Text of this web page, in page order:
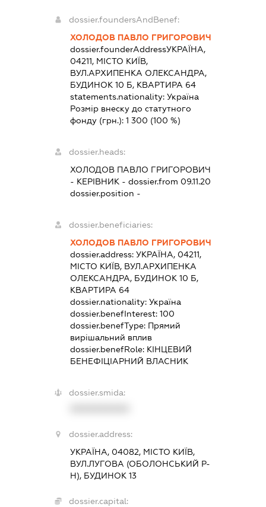
dossier.foundersAndBenef:
ХОЛОДОВ ПАВЛО ГРИГОРОВИЧ
dossier.founderAddressУКРАЇНА,
04211, МІСТО КИЇВ,
ВУЛ.АРХИПЕНКА ОЛЕКСАНДРА,
БУДИНОК 10 Б, КВАРТИРА 64
statements.nationality:Україна
Розмір внеску до статутного
фонду (грн.):1 300 (100 %)
dossier.heads:
ХОЛОДОВ ПАВЛО ГРИГОРОВИЧ
- КЕРІВНИК - dossier.from 09.11.20
dossier.position -
dossier.beneficiaries:
ХОЛОДОВ ПАВЛО ГРИГОРОВИЧ
dossier.address:УКРАЇНА, 04211,
МІСТО КИЇВ, ВУЛ.АРХИПЕНКА
ОЛЕКСАНДРА, БУДИНОК 10 Б,
КВАРТИРА 64
dossier.nationality:Україна
dossier.benefInterest:100
dossier.benefType: Прямий
вирішальний вплив
dossier.benefRole: КІНЦЕВИЙ
БЕНЕФІЦІАРНИЙ ВЛАСНИК
dossier.smida:
dossier.address:
УКРАЇНА, 04082, МІСТО КИЇВ,
ВУЛ.ЛУГОВА (ОБОЛОНСЬКИЙ Р-
Н), БУДИНОК 13
dossier.capital: